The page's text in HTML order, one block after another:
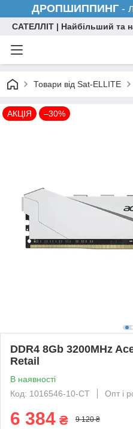
ДРОПШИППИНГ-
САТЕЛЛІТ | Найбільший та
Товари від Sat-ELLITE
АКЦІЯ –30%
DDR4 8Gb 3200MHz
Retail
В наявності
Код: 1016546-10-СТ
Опт і
6 384 ₴ 9 120 ₴